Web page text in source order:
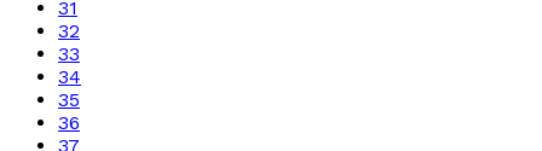
31
32
33
34
35
36
37